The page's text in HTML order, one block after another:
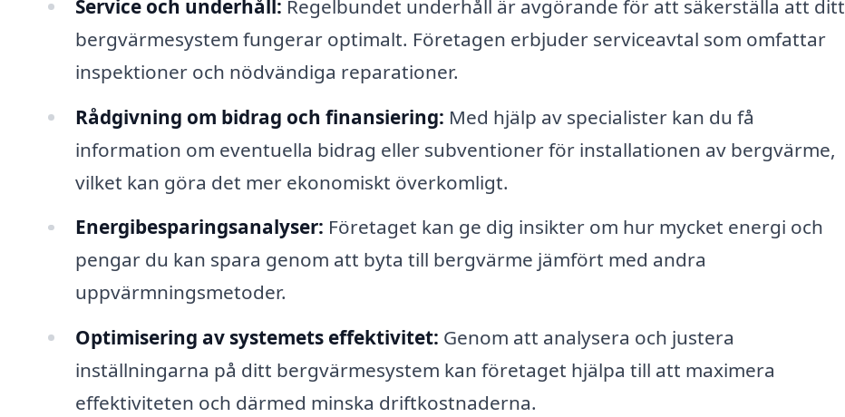
Service och underhåll: Regelbundet underhåll är avgörande för att säkerställa att ditt
bergvärmesystem fungerar optimalt. Företagen erbjuder serviceavtal som omfattar
inspektioner och nödvändiga reparationer.
Rådgivning om bidrag och finansiering: Med hjälp av specialister kan du få
information om eventuella bidrag eller subventioner för installationen av bergvärme,
vilket kan göra det mer ekonomiskt överkomligt.
Energibesparingsanalyser: Företaget kan ge dig insikter om hur mycket energi och
pengar du kan spara genom att byta till bergvärme jämfört med andra
uppvärmningsmetoder.
Optimisering av systemets effektivitet: Genom att analysera och justera
inställningarna på ditt bergvärmesystem kan företaget hjälpa till att maximera
effektiviteten och därmed minska driftkostnaderna.